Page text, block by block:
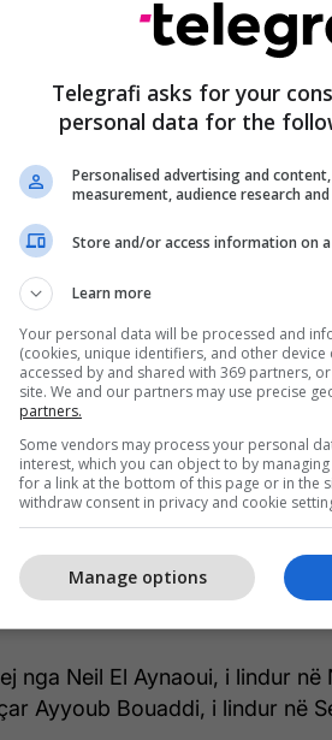
në Montreal të Kanadasë,
dhe Achraf Hakimi kanë lindur
dhe Madrid të Spanjës.
Diop nga Toulouse i Francës
nga Neil El Aynaoui, i lindur në
Ayyoub Bouaddi, i lindur në
Telegrafi asks for your
personal data for the
Personalised advertising and
measurement, audience research
Store and/or access information on
Learn more
Your personal data will be processed and
(cookies, unique identifiers, and other device
accessed by and shared with 369 partners,
site. We and our partners may use precise
partners.
Some vendors may process your personal
interest, which you can object to by
for a link at the bottom of this page or in the
withdraw consent in privacy and cookie
Manage options